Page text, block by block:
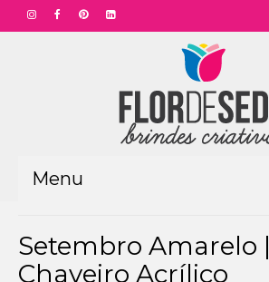
Menu
PRODUTOS
Setembro Amarelo |
Chaveiro Acrílico